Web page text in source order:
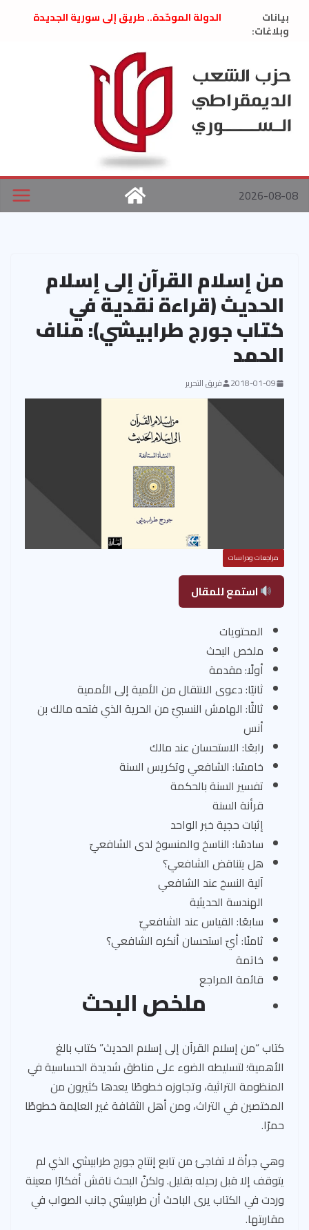
بيانات
وبلاغات:
الدولة الموحّدة.. طريق إلى سورية الجديدة
العام السابق لحزب الاتحاد الاشتراكي العربي
الديمقراطي
بلاغ صادر عن اجتماع اللجنة المركزية نيسان
2026
الحرب الأمريكية الإسرائيلية على نظام الملالي
في إيران .. بيان من حزب الشعب الديمقراطي
السوري
2026-08-08
من إسلام القرآن إلى إسلام
الحديث (قراءة نقدية في
كتاب جورج طرابيشي): مناف
الحمد
2018-01-09 فريق التحرير
مراجعات ودراسات
استمع للمقال
المحتويات
ملخص البحث
أولًا: مقدمة
ثانيًا: دعوى الانتقال من الأمية إلى الأممية
ثالثًا: الهامش النسبيّ من الحرية الذي فتحه مالك بن
أنس
رابعًا: الاستحسان عند مالك
خامسًا: الشافعي وتكريس السنة
تفسير السنة بالحكمة
قرأنة السنة
إثبات حجية خبر الواحد
سادسًا: الناسخ والمنسوخ لدى الشافعيّ
هل يتناقض الشافعي؟
آلية النسخ عند الشافعي
الهندسة الحديثية
سابعًا: القياس عند الشافعيّ
ثامنًا: أيّ استحسان أنكره الشافعي؟
خاتمة
قائمة المراجع
ملخص البحث
كتاب “من إسلام القرآن إلى إسلام الحديث” كتاب بالغ
الأهمية؛ لتسليطه الضوء على مناطق شديدة الحساسية في
المنظومة التراثية، وتجاوزه خطوطًا يعدها كثيرون من
المختصين في التراث، ومن أهل الثقافة غير العالِمة خطوطًا
حمرًا.
وهي جرأة لا تفاجئ من تابع إنتاج جورج طرابيشي الذي لم
يتوقف إلا قبل رحيله بقليل. ولكنّ البحث ناقش أفكارًا معينة
وردت في الكتاب يرى الباحث أن طرابيشي جانب الصواب في
مقاربتها.